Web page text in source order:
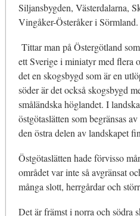
Siljansbygden, Västerdalarna,
Vingåker-Österåker i Sörmland.
Tittar man på Östergötland
ett Sverige i miniatyr med flera
det en skogsbygd som är en
söder är det också skogsbygd
småländska höglandet. I
östgötaslätten som begränsas
den östra delen av landskapet
Östgötaslätten hade förvisso
området var inte så avgränsat
många slott, herrgårdar och
Det är främst i norra och södra